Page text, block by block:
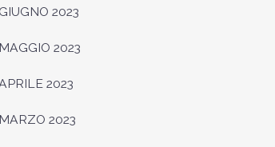
GIUGNO 2023
MAGGIO 2023
2023
MARZO 2023